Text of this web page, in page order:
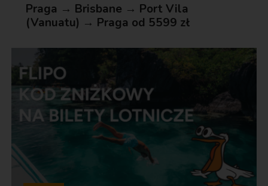
Praga → Brisbane → Port Vila
(Vanuatu) → Praga od 5599 zł